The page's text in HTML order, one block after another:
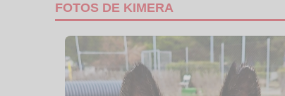
FOTOS DE KIMERA